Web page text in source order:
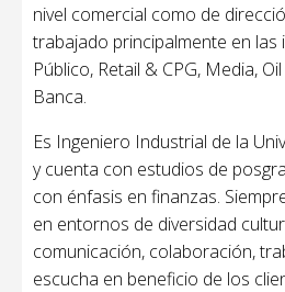
nivel comercial como de
trabajado principalmente en las
Público, Retail & CPG, Media,
Banca.
Es Ingeniero Industrial de la
y cuenta con estudios de
con énfasis en finanzas.
en entornos de diversidad
comunicación, colaboración,
escucha en beneficio de los